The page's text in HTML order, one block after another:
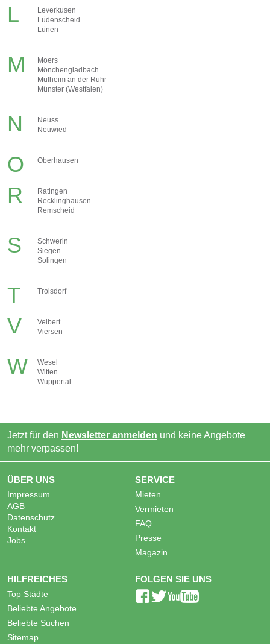
L
Leverkusen
Lüdenscheid
Lünen
M
Moers
Mönchengladbach
Mülheim an der Ruhr
Münster (Westfalen)
N
Neuss
Neuwied
O Oberhausen
R
Ratingen
Recklinghausen
Remscheid
S
Schwerin
Siegen
Solingen
T Troisdorf
V
Velbert
Viersen
W
Wesel
Witten
Wuppertal
Jetzt für den Newsletter anmelden und keine Angebote
mehr verpassen!
ÜBER UNS
Impressum
AGB
Datenschutz
Kontakt
Jobs
SERVICE
Mieten
Vermieten
FAQ
Presse
Magazin
HILFREICHES
Top Städte
Beliebte Angebote
Beliebte Suchen
Sitemap
FOLGEN SIE UNS